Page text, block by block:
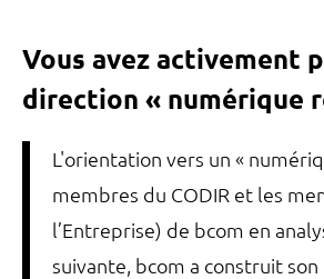
Vous avez activement
direction « numérique
L'orientation vers un «
membres du CODIR et les
l’Entreprise) de bcom en
suivante, bcom a construit